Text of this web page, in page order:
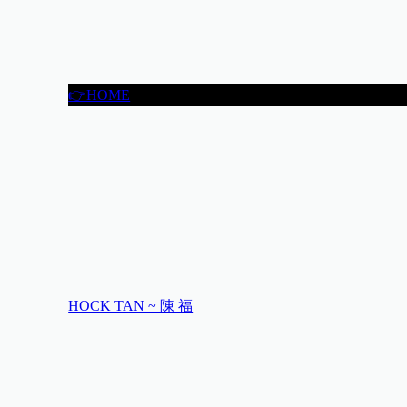
👉HOME
HOCK TAN ~ 陳 福